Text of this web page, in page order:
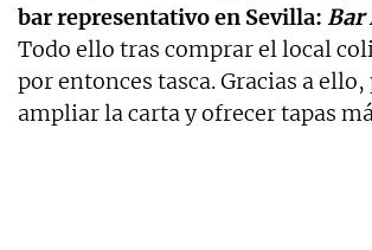
bar representativo en Sevilla: Bar
Todo ello tras comprar el local
por entonces tasca. Gracias a
ampliar la carta y ofrecer tapas